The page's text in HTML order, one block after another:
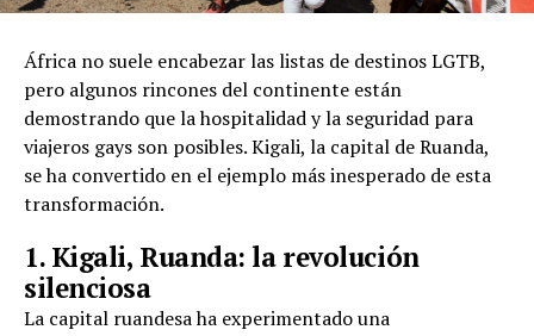
África no suele encabezar las listas de destinos LGTB,
pero algunos rincones del continente están
demostrando que la hospitalidad y la seguridad para
viajeros gays son posibles. Kigali, la capital de Ruanda,
se ha convertido en el ejemplo más inesperado de esta
transformación.
1. Kigali, Ruanda: la revolución
silenciosa
La capital ruandesa ha experimentado una